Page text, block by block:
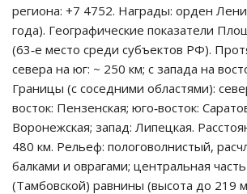
региона: +7 4752. Награды: орден
года). Географические показатели
(63‑е место среди субъектов РФ).
севера на юг: ~ 250 км; с запада на
Границы (с соседними областями):
восток: Пензенская; юго‑восток:
Воронежская; запад: Липецкая.
480 км. Рельеф: пологоволнистый,
балками и оврагами; центральная
(Тамбовской) равнины (высота до 219